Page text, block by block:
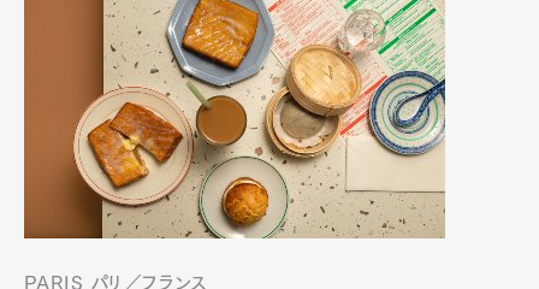
PARIS パリ／フランス